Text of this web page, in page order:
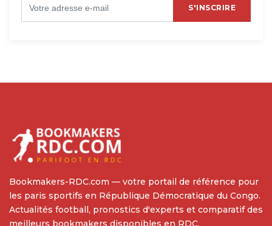
S'INSCRIRE
Bookmakers-RDC.com — votre portail de référence pour
les paris sportifs en République Démocratique du Congo.
Actualités football, pronostics d'experts et comparatif des
meilleurs bookmakers disponibles en RDC.